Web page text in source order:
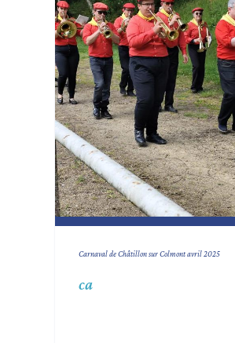
Carnaval de Châtillon sur Colmont avril 2025
ca